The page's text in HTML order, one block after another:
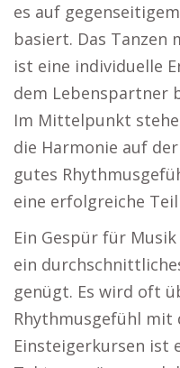
es auf
basiert. Das Tanzen
ist eine individuelle
dem Lebenspartner
Im Mittelpunkt
die Harmonie auf
gutes
eine erfolgreiche
Ein Gespür für
ein
genügt. Es wird oft
Rhythmusgefühl mit
Einsteigerkursen ist